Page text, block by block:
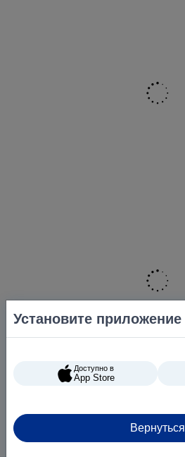
Установите приложение
Доступно в
App Store
Вернуться